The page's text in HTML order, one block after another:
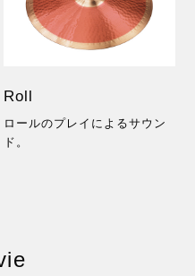
Roll
ロールのプレイによるサウン
ド。